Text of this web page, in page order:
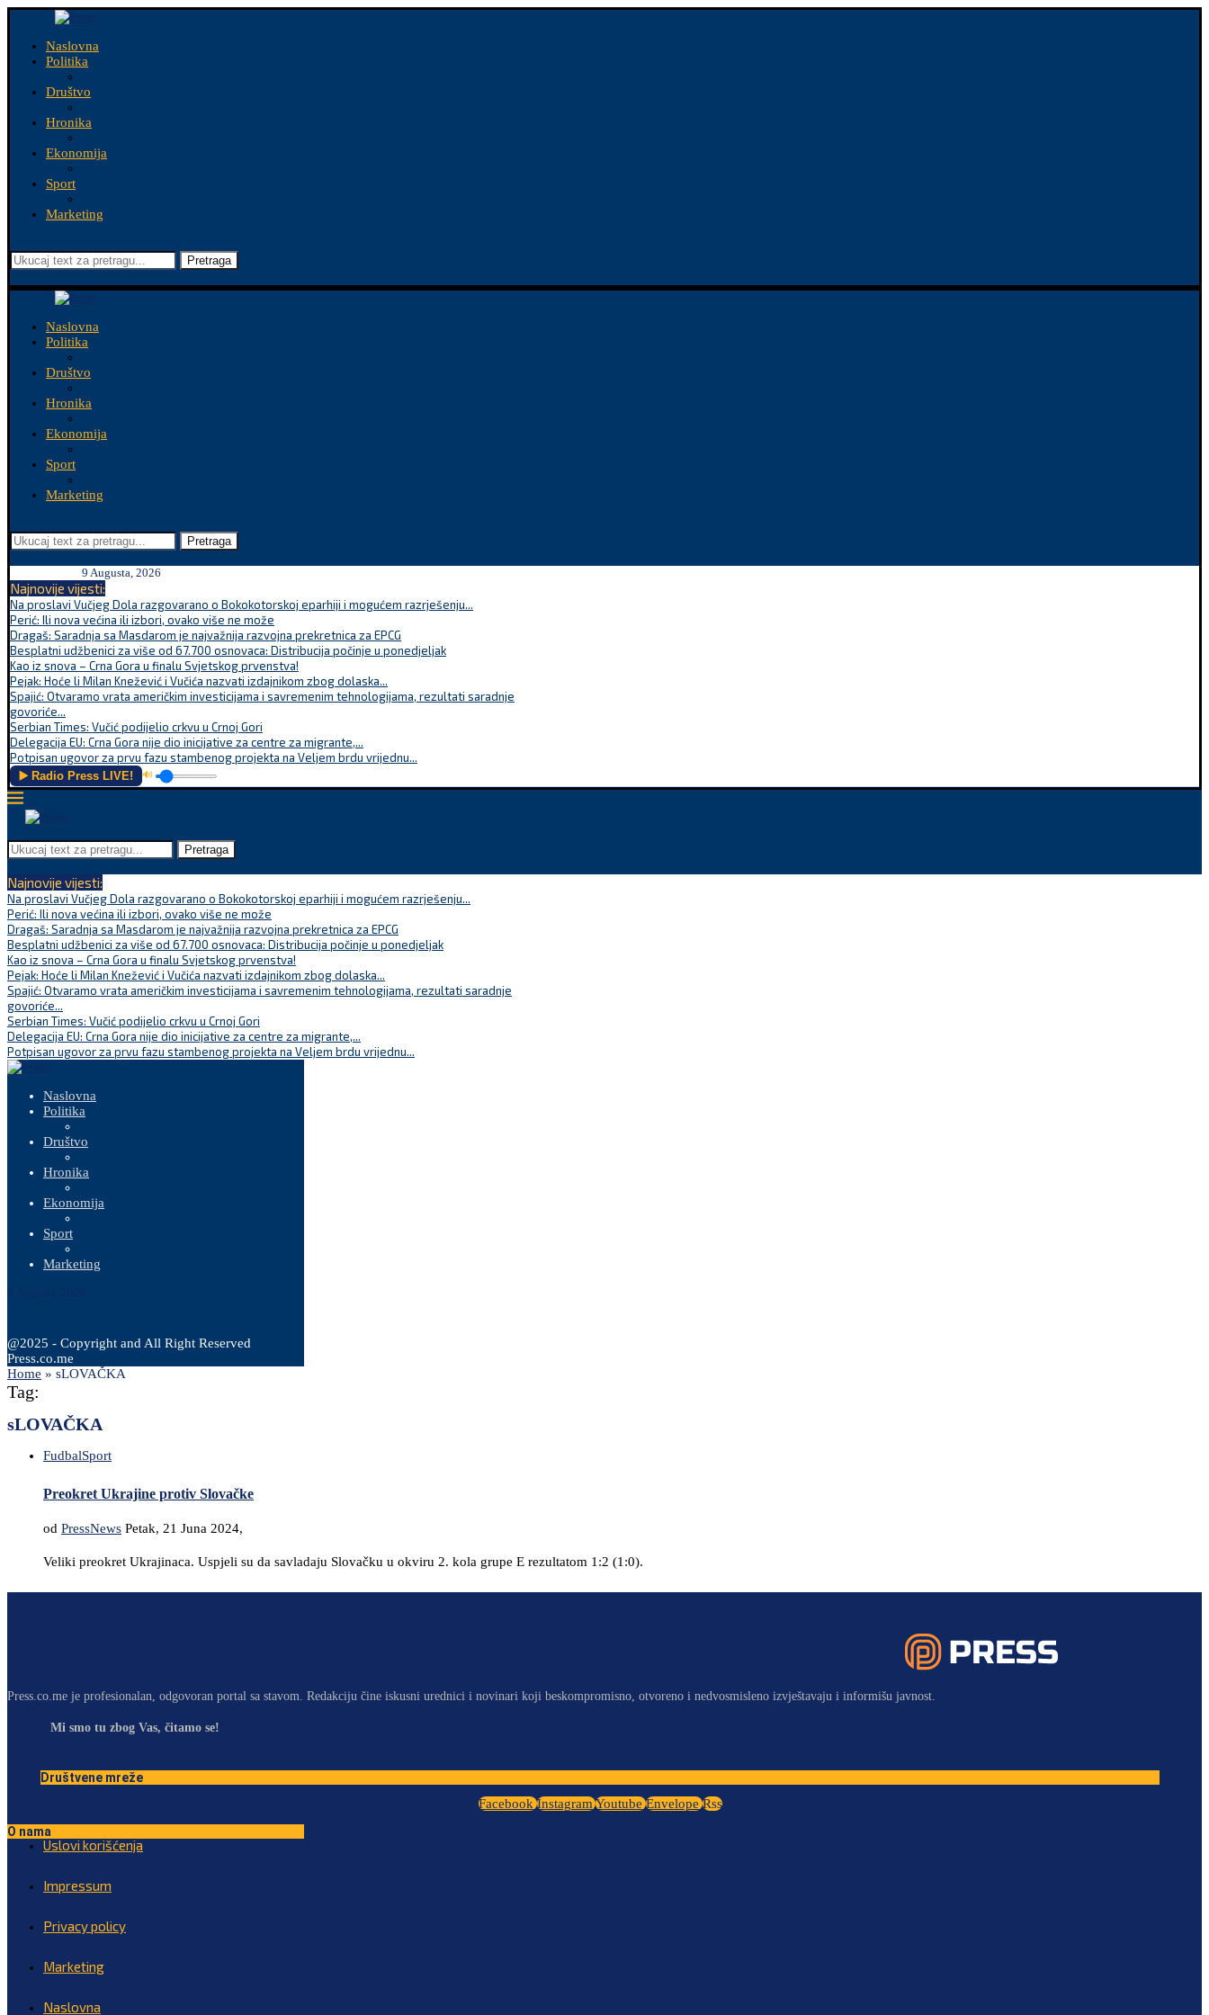
Naslovna
Politika
Društvo
Hronika
Ekonomija
Sport
Marketing
Pretraga
Naslovna
Politika
Društvo
Hronika
Ekonomija
Sport
Marketing
Pretraga
9 Augusta, 2026
Najnovije vijesti:
Na proslavi Vučjeg Dola razgovarano o Bokokotorskoj eparhiji i mogućem razrješenju...
Perić: Ili nova većina ili izbori, ovako više ne može
Dragaš: Saradnja sa Masdarom je najvažnija razvojna prekretnica za EPCG
Besplatni udžbenici za više od 67.700 osnovaca: Distribucija počinje u ponedjeljak
Kao iz snova – Crna Gora u finalu Svjetskog prvenstva!
Pejak: Hoće li Milan Knežević i Vučića nazvati izdajnikom zbog dolaska...
Spajić: Otvaramo vrata američkim investicijama i savremenim tehnologijama, rezultati saradnje
govoriće...
Serbian Times: Vučić podijelio crkvu u Crnoj Gori
Delegacija EU: Crna Gora nije dio inicijative za centre za migrante,...
Potpisan ugovor za prvu fazu stambenog projekta na Veljem brdu vrijednu...
▶️ Radio Press LIVE! 🔊
Pretraga
Najnovije vijesti:
Na proslavi Vučjeg Dola razgovarano o Bokokotorskoj eparhiji i mogućem razrješenju...
Perić: Ili nova većina ili izbori, ovako više ne može
Dragaš: Saradnja sa Masdarom je najvažnija razvojna prekretnica za EPCG
Besplatni udžbenici za više od 67.700 osnovaca: Distribucija počinje u ponedjeljak
Kao iz snova – Crna Gora u finalu Svjetskog prvenstva!
Pejak: Hoće li Milan Knežević i Vučića nazvati izdajnikom zbog dolaska...
Spajić: Otvaramo vrata američkim investicijama i savremenim tehnologijama, rezultati saradnje
govoriće...
Serbian Times: Vučić podijelio crkvu u Crnoj Gori
Delegacija EU: Crna Gora nije dio inicijative za centre za migrante,...
Potpisan ugovor za prvu fazu stambenog projekta na Veljem brdu vrijednu...
Naslovna
Politika
Društvo
Hronika
Ekonomija
Sport
Marketing
@2025 - Copyright and All Right Reserved
Press.co.me
Home » sLOVAČKA
Tag:
sLOVAČKA
FudbalSport
Preokret Ukrajine protiv Slovačke
od PressNews Petak, 21 Juna 2024,
Veliki preokret Ukrajinaca. Uspjeli su da savladaju Slovačku u okviru 2. kola grupe E rezultatom 1:2 (1:0).
Press.co.me je profesionalan, odgovoran portal sa stavom. Redakciju čine iskusni urednici i novinari koji beskompromisno, otvoreno i nedvosmisleno izvještavaju i informišu javnost.
Mi smo tu zbog Vas, čitamo se!
Društvene mreže
Facebook Instagram Youtube Envelope Rss
O nama
Uslovi korišćenja
Impressum
Privacy policy
Marketing
Naslovna